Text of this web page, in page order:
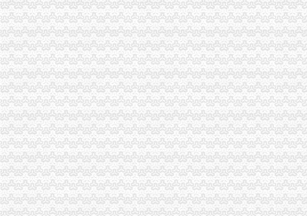
江津局着力加非公有制经济的渝中区代办营业执照建工作
南川个协积引导会员脱贫致富
双桥局重庆代办公司积宣十项便民服务措施
忠县局以“建立七类工商”渝中区代办营业执照落实市局2006年工作要点
巴南局认真抓好新《公司法》的渝中区工商代办贯彻实施
江北局四项措施加种子市渝中区代办营业执照场监管保护春耕播种
国家工商总局渝中区工商代办检查组检查大足局行政执法工作
忠县局五送信息拓宽农村经济发展“软通道”渝中区代办营业执照
市局团总支“‘承革薪火，追寻长征足迹’遵义行”重庆代办营业执照活动成功举行
巴南区工商分局渝中区代办营业执照开通公众信息网
万州农村经纪人呈现“五大发展”重庆代办营业执照趋势
万州区工商局开展“迎盛会庆佳节保平安”渝中区代办营业执照食品安全整行动
南岸区工商分局认真贯彻落实旱救灾惠民政策确保市渝中区工商代办场繁荣稳定
江津工商局渝中区代办营业执照四项举措化安全生产监管
市工商局携重庆企业赴万州“招买马”渝中区代办营业执照